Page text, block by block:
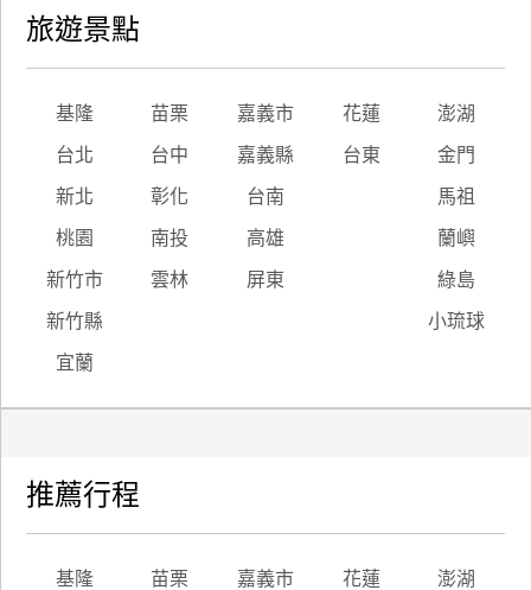
旅遊景點
基隆 苗栗 嘉義市 花蓮 澎湖
台北 台中 嘉義縣 台東 金門
新北 彰化 台南 馬祖
桃園 南投 高雄 蘭嶼
新竹市 雲林 屏東 綠島
新竹縣 小琉球
宜蘭
推薦行程
基隆 苗栗 嘉義市 花蓮 澎湖